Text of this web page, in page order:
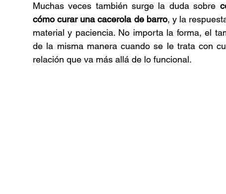
Muchas veces también surge la duda sobre
cómo curar una cacerola de barro, y la
material y paciencia. No importa la forma, el
de la misma manera cuando se le trata con
relación que va más allá de lo funcional.